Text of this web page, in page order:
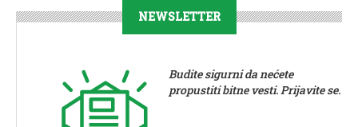
NEWSLETTER
Budite sigurni da nećete
propustiti bitne vesti. Prijavite se.